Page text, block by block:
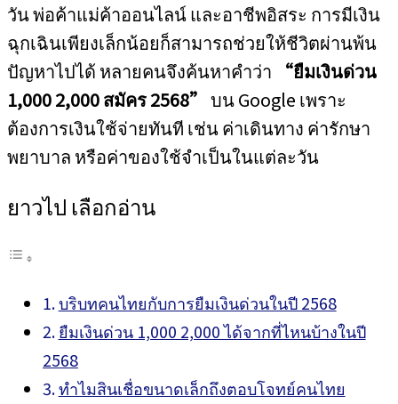
วัน พ่อค้าแม่ค้าออนไลน์ และอาชีพอิสระ การมีเงิน
ฉุกเฉินเพียงเล็กน้อยก็สามารถช่วยให้ชีวิตผ่านพ้น
ปัญหาไปได้ หลายคนจึงค้นหาคำว่า “ยืมเงินด่วน
1,000 2,000 สมัคร 2568” บน Google เพราะ
ต้องการเงินใช้จ่ายทันที เช่น ค่าเดินทาง ค่ารักษา
พยาบาล หรือค่าของใช้จำเป็นในแต่ละวัน
ยาวไป เลือกอ่าน
บริบทคนไทยกับการยืมเงินด่วนในปี 2568
ยืมเงินด่วน 1,000 2,000 ได้จากที่ไหนบ้างในปี
2568
ทำไมสินเชื่อขนาดเล็กถึงตอบโจทย์คนไทย